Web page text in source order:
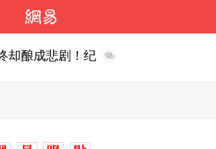
却酿成悲剧！纪